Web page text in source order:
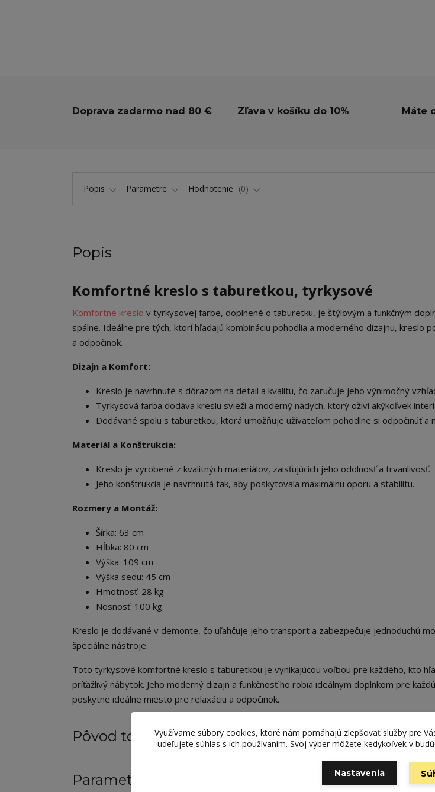
Doprava zadarmo nad 80 € Zľava v košíku do 10% Máte
Popis Parametre Hodnotenie 0
Popis
Komfortné kreslo s taburetkou, tyrkysové
Komfortné kreslo v tyrkysovej farbe, doplnené o taburetku, je štýlovým a funkčným
spálne. Ideálne pre tých, ktorí hľadajú kombináciu pohodlia a moderného dizajnu, kreslo
a odpočinok.
Dizajn a Komfort:
Kreslo je navrhnuté s dôrazom na detail a kvalitu, čo zaručuje jeho výnimočný
Tyrkysová farba dodáva kreslu svieži a moderný nádych, ktorý oživí akýkoľvek
Dodávané spolu s taburetkou, ktorá umožňuje užívateľom pohodlne si odpočinúť a
Materiál a Konštrukcia:
Kreslo je vyrobené z kvalitných materiálov, zaisťujúcich jeho odolnosť a trvanlivosť.
Jeho konštrukcia je navrhnutá tak, aby poskytovala maximálnu oporu a stabilitu.
Rozmery a Montáž:
Šírka: 63 cm
Hĺbka: 80 cm
Výška: 109 cm
Výška sedu: 45 cm
Hmotnosť: 28 kg
Nosnosť: 100 kg
Kreslo je dodávané v demonte, čo uľahčuje jeho transport a zabezpečuje jednoduchú
špeciálne nástroje.
Toto tyrkysové komfortné kreslo s taburetkou je vynikajúcou voľbou pre každého, kto
príťažlivý nábytok. Jeho moderný dizajn a funkčnosť ho robia ideálnym doplnkom pre
poskytne ideálne miesto pre relaxáciu a odpočinok.
Pôvod tovaru
Parametre
Využívame súbory cookies, ktoré nám pomáhajú zlepšovať služby pre
udeľujete súhlas s ich používaním. Svoj výber môžete kedykoľvek v
Nastavenia